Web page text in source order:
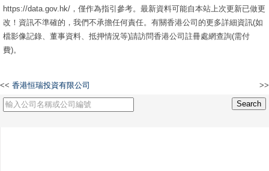
https://data.gov.hk/，僅作為指引參考。最新資料可能自本站上次更新已做更
改！資訊不準確的，我們不承擔任何責任。有關香港公司的更多詳細資訊(如
檔影像記錄、董事資料、抵押情況等)請訪問香港公司註冊處網查詢(需付
費)。
<< 香港恒瑞投資有限公司 >>